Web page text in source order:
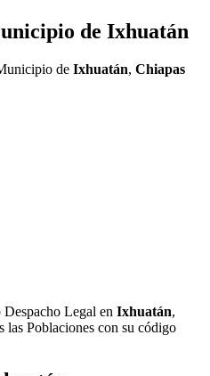
de Ixhuatán
de Ixhuatán, Chiapas
Despacho Legal en Ixhuatán,
las Poblaciones con su código